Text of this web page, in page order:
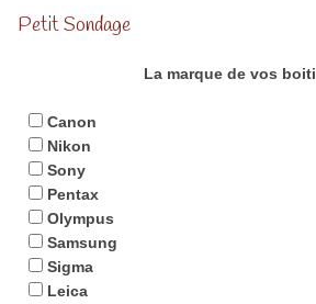
Petit Sondage
La marque de vos
Canon
Nikon
Sony
Pentax
Olympus
Samsung
Sigma
Leica